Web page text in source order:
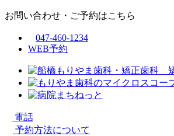
お問い合わせ・ご予約はこちら
047-460-1234
WEB予約
電話
予約方法について